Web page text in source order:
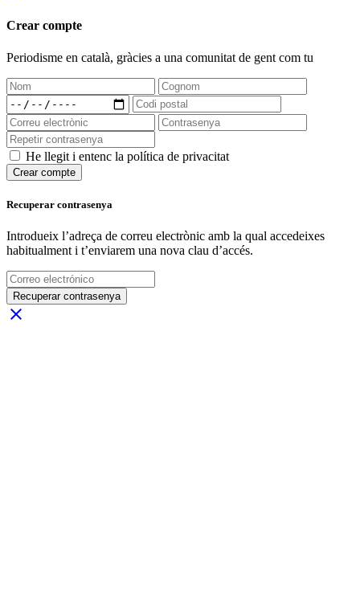
Crear compte
Periodisme en català, gràcies a una comunitat de gent com tu
He llegit i entenc la política de privacitat
Crear compte
Recuperar contrasenya
Introdueix l’adreça de correu electrònic amb la qual accedeixes
habitualment i t’enviarem una nova clau d’accés.
Recuperar contrasenya
close